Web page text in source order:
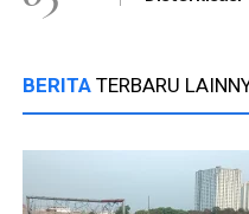
BERITA TERBARU